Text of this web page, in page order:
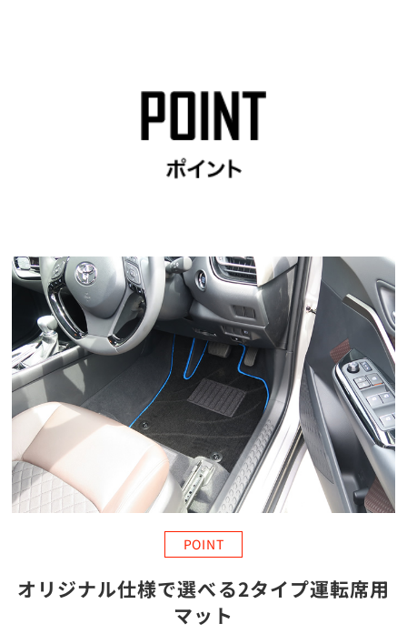
POINT
オリジナル仕様で選べる2タイプ運転席用
マット